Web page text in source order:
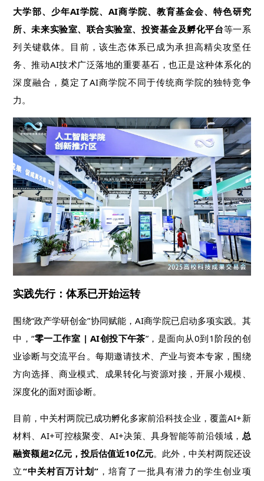
大学部、少年AI学院、AI商学院、教育基金会、特色研究
所、未来实验室、联合实验室、投资基金及孵化平台等一系
列关键载体。目前，该生态体系已成为承担高精尖攻坚任
务、推动AI技术广泛落地的重要基石，也正是这种体系化的
深度融合，奠定了AI商学院不同于传统商学院的独特竞争
力。
实践先行：体系已开始运转
围绕“政产学研创金”协同赋能，AI商学院已启动多项实践。其
中，“零一工作室 | AI创投下午茶”，是面向从0到1阶段的创
业诊断与交流平台。每期邀请技术、产业与资本专家，围绕
方向选择、商业模式、成果转化与资源对接，开展小规模、
深度化的面对面诊断。
目前，中关村两院已成功孵化多家前沿科技企业，覆盖AI+新
材料、AI+可控核聚变、AI+决策、具身智能等前沿领域， 总
融资额超2亿元，投后估值近10亿元。此外，中关村两院还设
立“中关村百万计划”，培育了一批具有潜力的学生创业项